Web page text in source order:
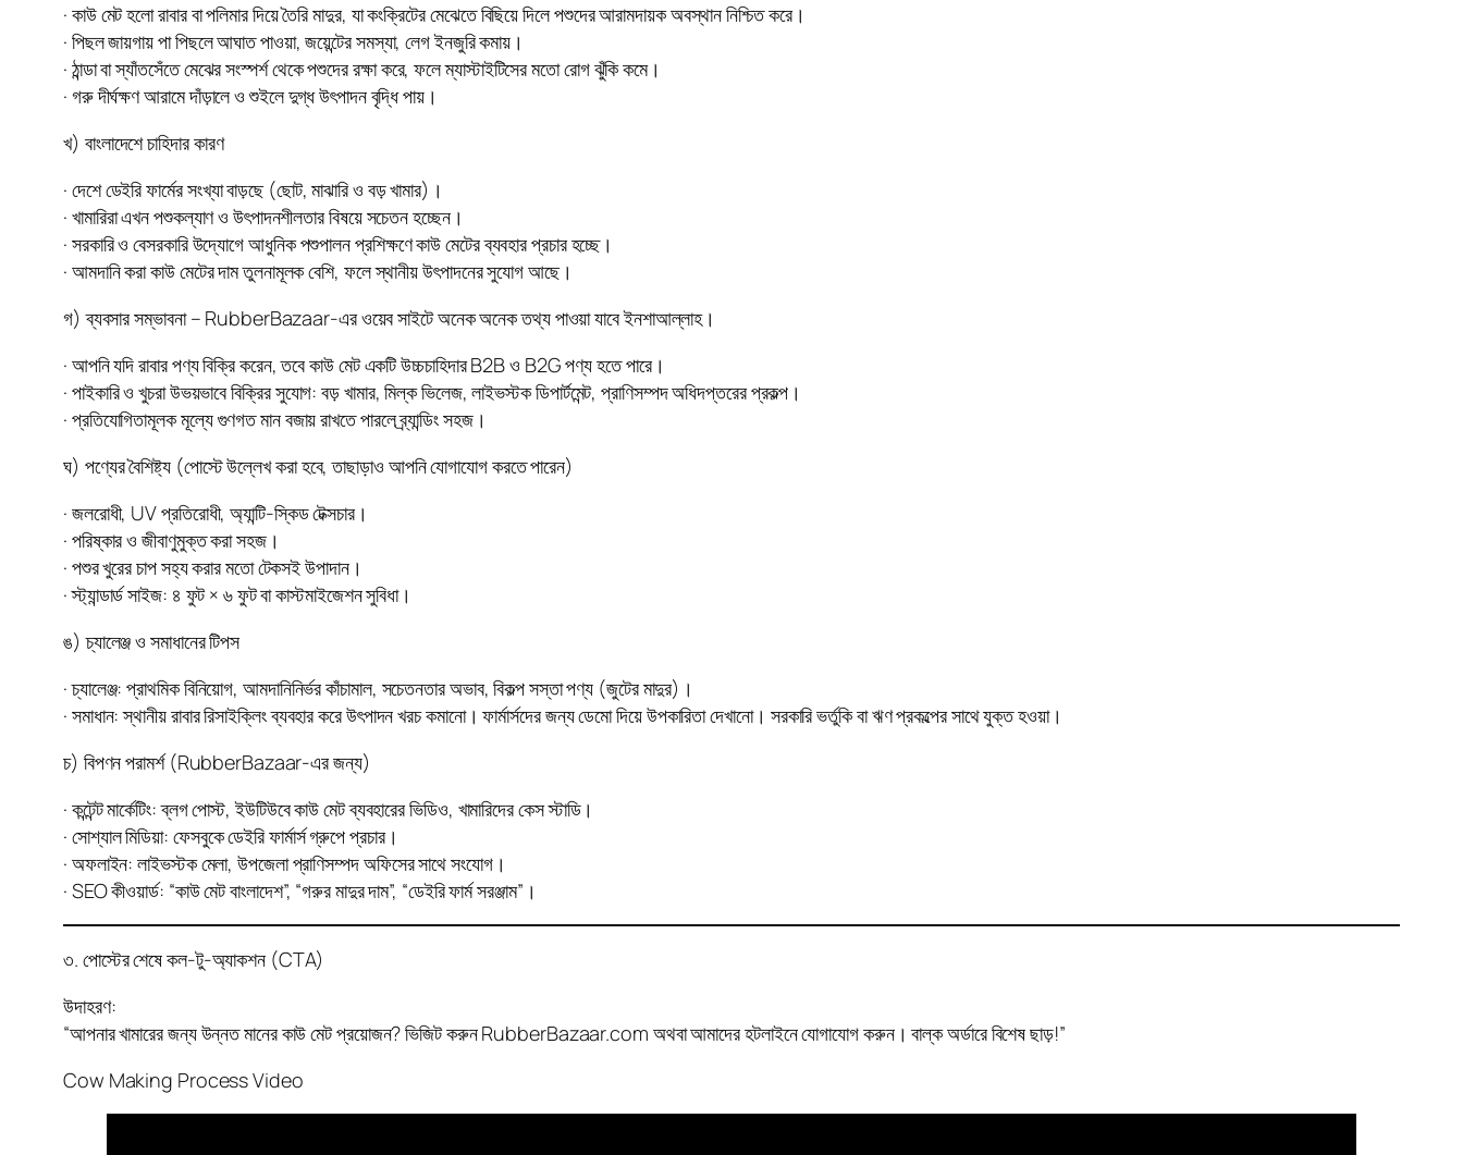
· কাউ মেট হলো রাবার বা পলিমার দিয়ে তৈরি মাদুর, যা কংক্রিটের মেঝেতে বিছিয়ে দিলে পশুদের আরামদায়ক অবস্থান নিশ্চিত করে।
· পিছল জায়গায় পা পিছলে আঘাত পাওয়া, জয়েন্টের সমস্যা, লেগ ইনজুরি কমায়।
· ঠান্ডা বা স্যাঁতসেঁতে মেঝের সংস্পর্শ থেকে পশুদের রক্ষা করে, ফলে ম্যাস্টাইটিসের মতো রোগ ঝুঁকি কমে।
· গরু দীর্ঘক্ষণ আরামে দাঁড়ালে ও শুইলে দুগ্ধ উৎপাদন বৃদ্ধি পায়।
খ) বাংলাদেশে চাহিদার কারণ
· দেশে ডেইরি ফার্মের সংখ্যা বাড়ছে (ছোট, মাঝারি ও বড় খামার)।
· খামারিরা এখন পশুকল্যাণ ও উৎপাদনশীলতার বিষয়ে সচেতন হচ্ছেন।
· সরকারি ও বেসরকারি উদ্যোগে আধুনিক পশুপালন প্রশিক্ষণে কাউ মেটের ব্যবহার প্রচার হচ্ছে।
· আমদানি করা কাউ মেটের দাম তুলনামূলক বেশি, ফলে স্থানীয় উৎপাদনের সুযোগ আছে।
গ) ব্যবসার সম্ভাবনা – RubberBazaar-এর ওয়েব সাইটে অনেক অনেক তথ্য পাওয়া যাবে ইনশাআল্লাহ।
· আপনি যদি রাবার পণ্য বিক্রি করেন, তবে কাউ মেট একটি উচ্চচাহিদার B2B ও B2G পণ্য হতে পারে।
· পাইকারি ও খুচরা উভয়ভাবে বিক্রির সুযোগ: বড় খামার, মিল্ক ভিলেজ, লাইভস্টক ডিপার্টমেন্ট, প্রাণিসম্পদ অধিদপ্তরের প্রকল্প।
· প্রতিযোগিতামূলক মূল্যে গুণগত মান বজায় রাখতে পারলে ব্র্যান্ডিং সহজ।
ঘ) পণ্যের বৈশিষ্ট্য (পোস্টে উল্লেখ করা হবে, তাছাড়াও আপনি যোগাযোগ করতে পারেন)
· জলরোধী, UV প্রতিরোধী, অ্যান্টি-স্কিড টেক্সচার।
· পরিষ্কার ও জীবাণুমুক্ত করা সহজ।
· পশুর খুরের চাপ সহ্য করার মতো টেকসই উপাদান।
· স্ট্যান্ডার্ড সাইজ: ৪ ফুট × ৬ ফুট বা কাস্টমাইজেশন সুবিধা।
ঙ) চ্যালেঞ্জ ও সমাধানের টিপস
· চ্যালেঞ্জ: প্রাথমিক বিনিয়োগ, আমদানিনির্ভর কাঁচামাল, সচেতনতার অভাব, বিকল্প সস্তা পণ্য (জুটের মাদুর)।
· সমাধান: স্থানীয় রাবার রিসাইক্লিং ব্যবহার করে উৎপাদন খরচ কমানো। ফার্মার্সদের জন্য ডেমো দিয়ে উপকারিতা দেখানো। সরকারি ভর্তুকি বা ঋণ প্রকল্পের সাথে যুক্ত হওয়া।
চ) বিপণন পরামর্শ (RubberBazaar-এর জন্য)
· কন্টেন্ট মার্কেটিং: ব্লগ পোস্ট, ইউটিউবে কাউ মেট ব্যবহারের ভিডিও, খামারিদের কেস স্টাডি।
· সোশ্যাল মিডিয়া: ফেসবুকে ডেইরি ফার্মার্স গ্রুপে প্রচার।
· অফলাইন: লাইভস্টক মেলা, উপজেলা প্রাণিসম্পদ অফিসের সাথে সংযোগ।
· SEO কীওয়ার্ড: “কাউ মেট বাংলাদেশ”, “গরুর মাদুর দাম”, “ডেইরি ফার্ম সরঞ্জাম”।
৩. পোস্টের শেষে কল-টু-অ্যাকশন (CTA)
উদাহরণ:
“আপনার খামারের জন্য উন্নত মানের কাউ মেট প্রয়োজন? ভিজিট করুন RubberBazaar.com অথবা আমাদের হটলাইনে যোগাযোগ করুন। বাল্ক অর্ডারে বিশেষ ছাড়!”
Cow Making Process Video